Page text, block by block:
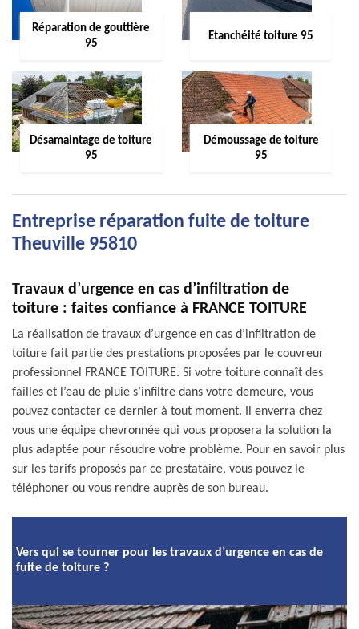
Réparation de gouttière
95
Etanchéité toiture 95
Désamaintage de toiture
95
Démoussage de toiture
95
Entreprise réparation fuite de toiture
Theuville 95810
Travaux d’urgence en cas d’infiltration de
toiture : faites confiance à FRANCE TOITURE
La réalisation de travaux d’urgence en cas d’infiltration de
toiture fait partie des prestations proposées par le couvreur
professionnel FRANCE TOITURE. Si votre toiture connaît des
failles et l’eau de pluie s’infiltre dans votre demeure, vous
pouvez contacter ce dernier à tout moment. Il enverra chez
vous une équipe chevronnée qui vous proposera la solution la
plus adaptée pour résoudre votre problème. Pour en savoir plus
sur les tarifs proposés par ce prestataire, vous pouvez le
téléphoner ou vous rendre auprès de son bureau.
Vers qui se tourner pour les travaux d’urgence en cas de
fuite de toiture ?